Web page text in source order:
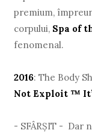
premium,
corpului, Spa of
fenomenal.
2016: The Body
Not Exploit ™
- SFÂRŞIT - Dar